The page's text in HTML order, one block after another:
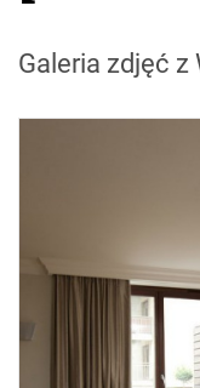
Galeria zdjęć z